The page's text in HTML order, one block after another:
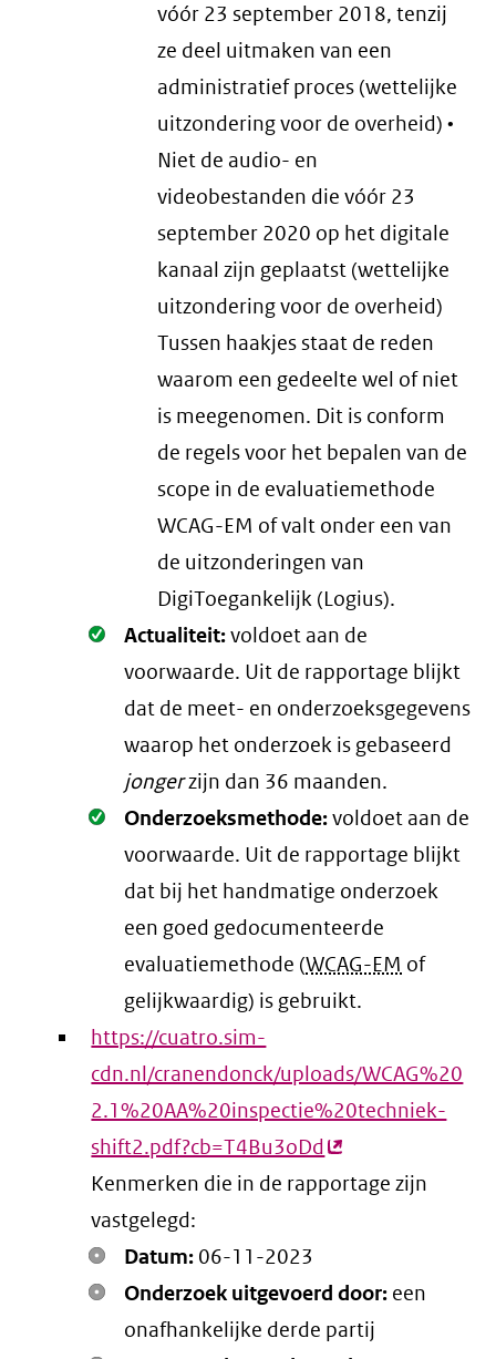
vóór 23 september 2018, tenzij
ze deel uitmaken van een
administratief proces (wettelijke
uitzondering voor de overheid) •
Niet de audio- en
videobestanden die vóór 23
september 2020 op het digitale
kanaal zijn geplaatst (wettelijke
uitzondering voor de overheid)
Tussen haakjes staat de reden
waarom een gedeelte wel of niet
is meegenomen. Dit is conform
de regels voor het bepalen van de
scope in de evaluatiemethode
WCAG-EM of valt onder een van
de uitzonderingen van
DigiToegankelijk (Logius).
Oké.
Actualiteit:voldoet aan de
voorwaarde. Uit de rapportage blijkt
dat de meet- en onderzoeksgegevens
waarop het onderzoek is gebaseerd
jongerzijn dan 36 maanden.
Oké.
Onderzoeksmethode:voldoet aan de
voorwaarde. Uit de rapportage blijkt
dat bij het handmatige onderzoek
een goed gedocumenteerde
evaluatiemethode (WCAG-EM of
gelijkwaardig) is gebruikt.
https://cuatro.sim-
cdn.nl/cranendonck/uploads/WCAG%20
2.1%20AA%20inspectie%20techniek-
shift2.pdf?cb=T4Bu3oDd(externe
link)
Kenmerken die in de rapportage zijn
vastgelegd:
Datum: 06-11-2023
Onderzoek uitgevoerd door: een
onafhankelijke derde partij